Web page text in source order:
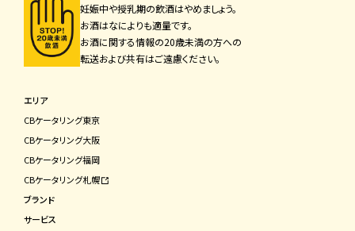
妊娠中や授乳期の飲酒はやめましょう。
お酒はなによりも適量です。
お酒に関する情報の20歳未満の方への
転送および共有はご遠慮ください。
エリア
CBケータリング東京
CBケータリング⼤阪
CBケータリング福岡
CBケータリング札幌
ブランド
サービス